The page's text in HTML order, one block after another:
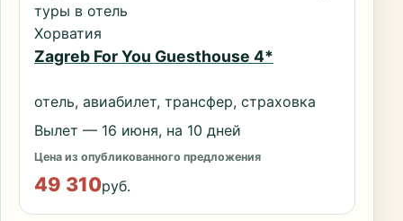
туры в отель
Хорватия
Zagreb For You Guesthouse 4*
отель, авиабилет, трансфер, страховка
Вылет — 16 июня, на 10 дней
Цена из опубликованного предложения
49 310руб.